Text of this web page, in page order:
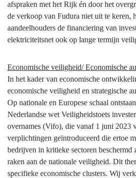
afspraken met het Rijk én door het
de verkoop van Fudura niet uit te keren,
aandeelhouders de financiering van
elektriciteitsnet ook op lange termijn
Economische veiligheid/ Economische
In het kader van economische
economische veiligheid en strategische
Op nationale en Europese schaal
Nederlandse wet Veiligheidstoets
overnames (Vifo), die vanaf 1 juni 2023
verplichtingen geïntroduceerd die ertoe
bedrijven in kritieke sectoren beschermd
raken aan de nationale veiligheid. Dit
specifieke economische clusters. Wij